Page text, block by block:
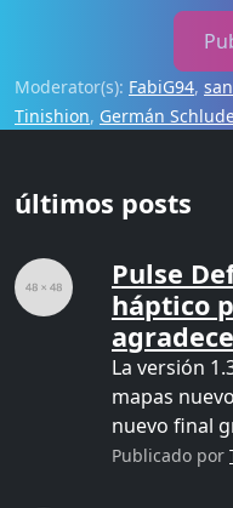
Moderator(s): FabiG94,
Tinishion, Germán
últimos posts
Pulse
háptico
La versión
mapas
nuevo final
Publicado por